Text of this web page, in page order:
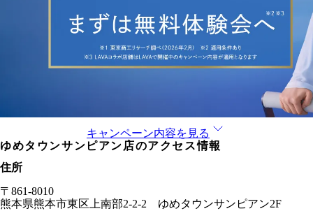
キャンペーン内容を見る
ゆめタウンサンピアン店のアクセス情報
住所
〒 861-8010
熊本県熊本市東区上南部2-2-2 ゆめタウンサンピアン2F